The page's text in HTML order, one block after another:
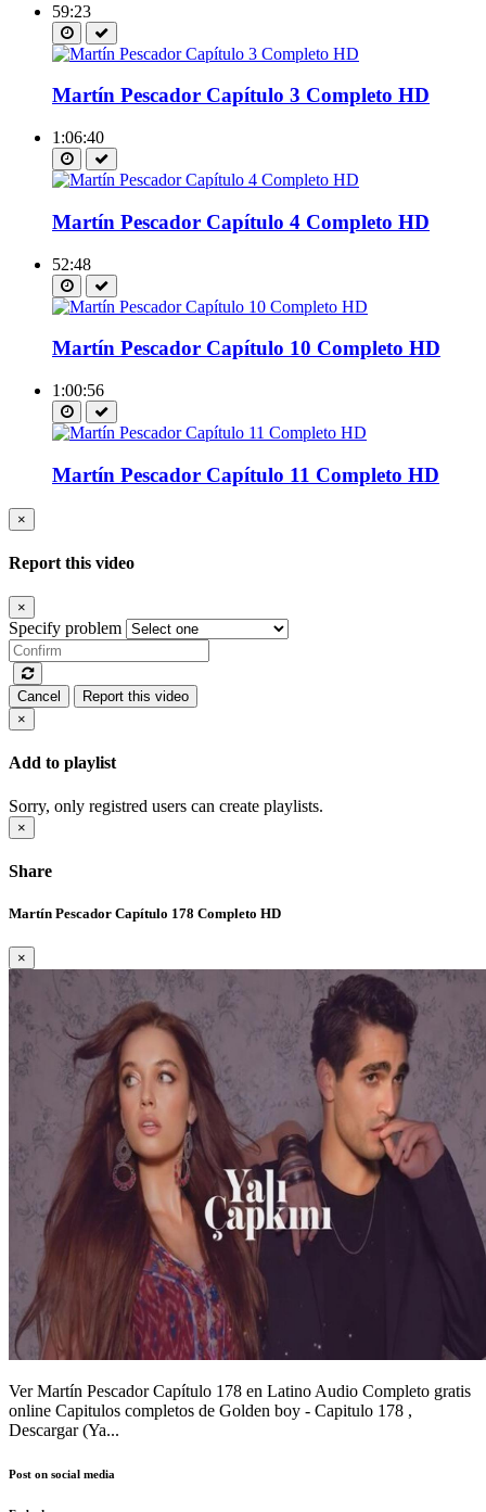
59:23
Martín Pescador Capítulo 3 Completo HD
1:06:40
Martín Pescador Capítulo 4 Completo HD
52:48
Martín Pescador Capítulo 10 Completo HD
1:00:56
Martín Pescador Capítulo 11 Completo HD
×
Report this video
×
Specify problem
Cancel
Report this video
×
Add to playlist
Sorry, only registred users can create playlists.
×
Share
Martín Pescador Capítulo 178 Completo HD
×
Ver Martín Pescador Capítulo 178 en Latino Audio Completo gratis
online Capitulos completos de Golden boy - Capitulo 178 ,
Descargar (Ya...
Post on social media